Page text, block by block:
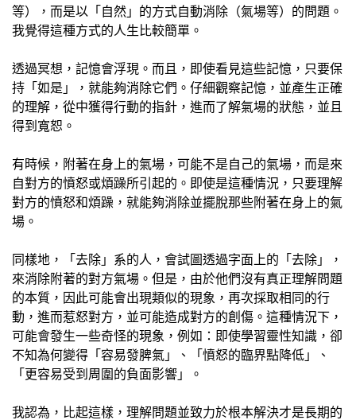
等），而是以「自然」的方式自動消除（氣場等）的問題。
我覺得這種方式的人生比較簡單。
透過冥想，記憶會浮現。而且，即使看見這些記憶，只要保
持「如是」，就能夠消除它們。仔細觀察記憶，並產生正確
的理解，從中獲得行動的指針，進而了解氣場的狀態，並且
得到寬恕。
有時候，附著在身上的氣場，可能不是自己的氣場，而是來
自對方的憤怒或煩躁所引起的。即使是這種情況，只要理解
對方的憤怒和煩躁，就能夠消除並擺脫那些附著在身上的氣
場。
同樣地，「去除」系的人，會試圖透過字面上的「去除」，
來消除附著的對方氣場。但是，由於他們沒有真正理解問題
的本質，因此可能會出現類似的現象，再次採取相同的行
動，進而惹怒對方，並可能造成對方的創傷。這種情況下，
可能會發生一些奇怪的現象，例如：即使學習靈性知識，卻
不知為何變得「容易發脾氣」、「憤怒的臨界點降低」、
「更容易受到周圍的負面影響」。
我認為，比起這樣，理解問題並致力於根本解決才是長期的